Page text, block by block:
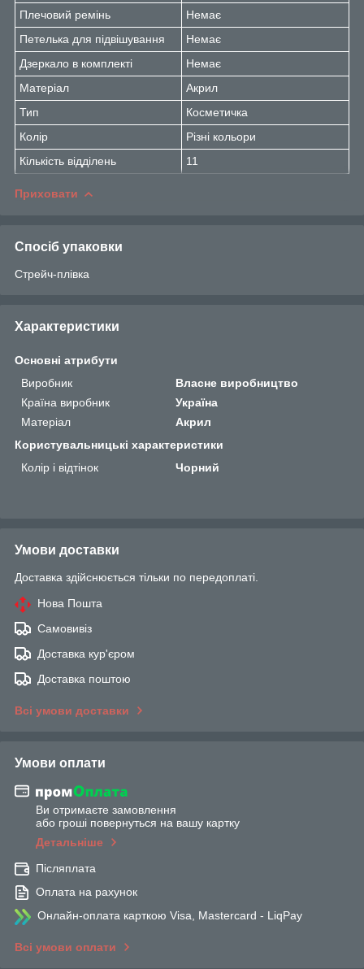
Плечовий ремінь
Немає
Петелька для підвішування
Немає
Дзеркало в комплекті
Немає
Матеріал
Акрил
Тип
Косметичка
Колір
Різні кольори
Кількість відділень
11
Приховати
Спосіб упаковки
Стрейч-плівка
Характеристики
Основні атрибути
Виробник
Власне виробництво
Країна виробник
Україна
Матеріал
Акрил
Користувальницькі характеристики
Колір і відтінок
Чорний
Умови доставки
Доставка здійснюється тільки по передоплаті.
Нова Пошта
Самовивіз
Доставка кур'єром
Доставка поштою
Всі умови доставки
Умови оплати
Ви отримаєте замовлення
або гроші повернуться на вашу картку
Детальніше
Післяплата
Оплата на рахунок
Онлайн-оплата карткою Visa, Mastercard - LiqPay
Всі умови оплати